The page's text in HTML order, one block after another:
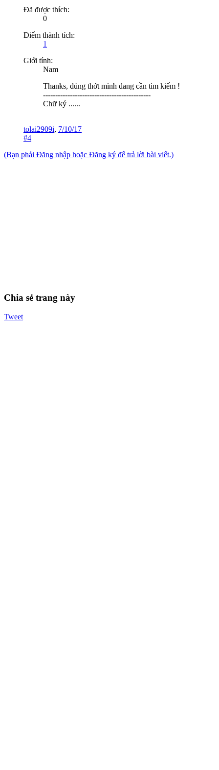
Đã được thích:
0
Điểm thành tích:
1
Giới tính:
Nam
Thanks, đúng thớt mình đang cần tìm kiếm !
--------------------------------------------
Chữ ký ......
tolai2909i, 7/10/17
#4
(Bạn phải Đăng nhập hoặc Đăng ký để trả lời bài viết.)
Chia sẻ trang này
Tweet